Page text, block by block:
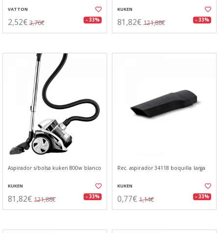
VATTON
2,52€ 3,76€ - 33%
KUKEN
81,82€ 121,88€ - 33%
Aspirador s/bolsa kuken 800w blanco
KUKEN
81,82€ 121,88€ - 33%
Rec. aspirador 34118 boquilla larga
KUKEN
0,77€ 1,14€ - 33%